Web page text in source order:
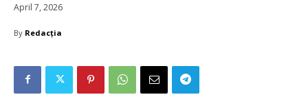
April 7, 2026
By Redacția